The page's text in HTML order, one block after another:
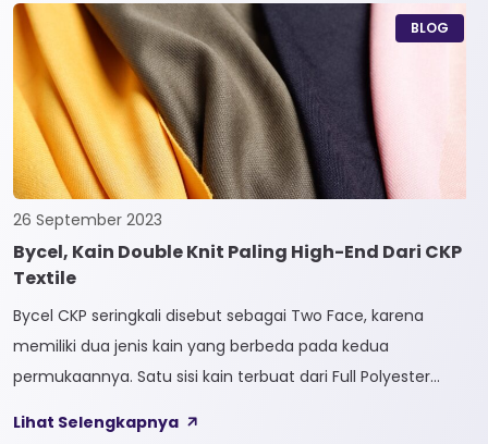
Langsung. 1. Penomoran Tidak Langsung Penomoran Tidak
Langsung biasa diaplikasikan pada jenis Natural Fiber, seperti
Rayon dan Cotton. Satuan yang paling […]
BLOG
26 September 2023
Bycel, Kain Double Knit Paling High-End Dari CKP
Textile
Bycel CKP seringkali disebut sebagai Two Face, karena
memiliki dua jenis kain yang berbeda pada kedua
permukaannya. Satu sisi kain terbuat dari Full Polyester
Bycel merupakan kain High-End karena bersifat Fungsional,
Lihat Selengkapnya